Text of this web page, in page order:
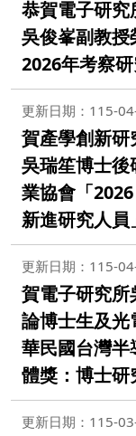
恭賀電子研
吳俊峯副教
2026年考察研
更新日期：115-
賀產學創新
吳瑞笙博士
業協會「
新進研究人員
更新日期：115-
賀電子研究
論博士生及
華民國台灣
體獎：博士研
更新日期：115-